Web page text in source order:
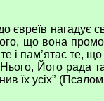
нагадує
що вона
і пам’ятає те,
Його рада
їх усіх”